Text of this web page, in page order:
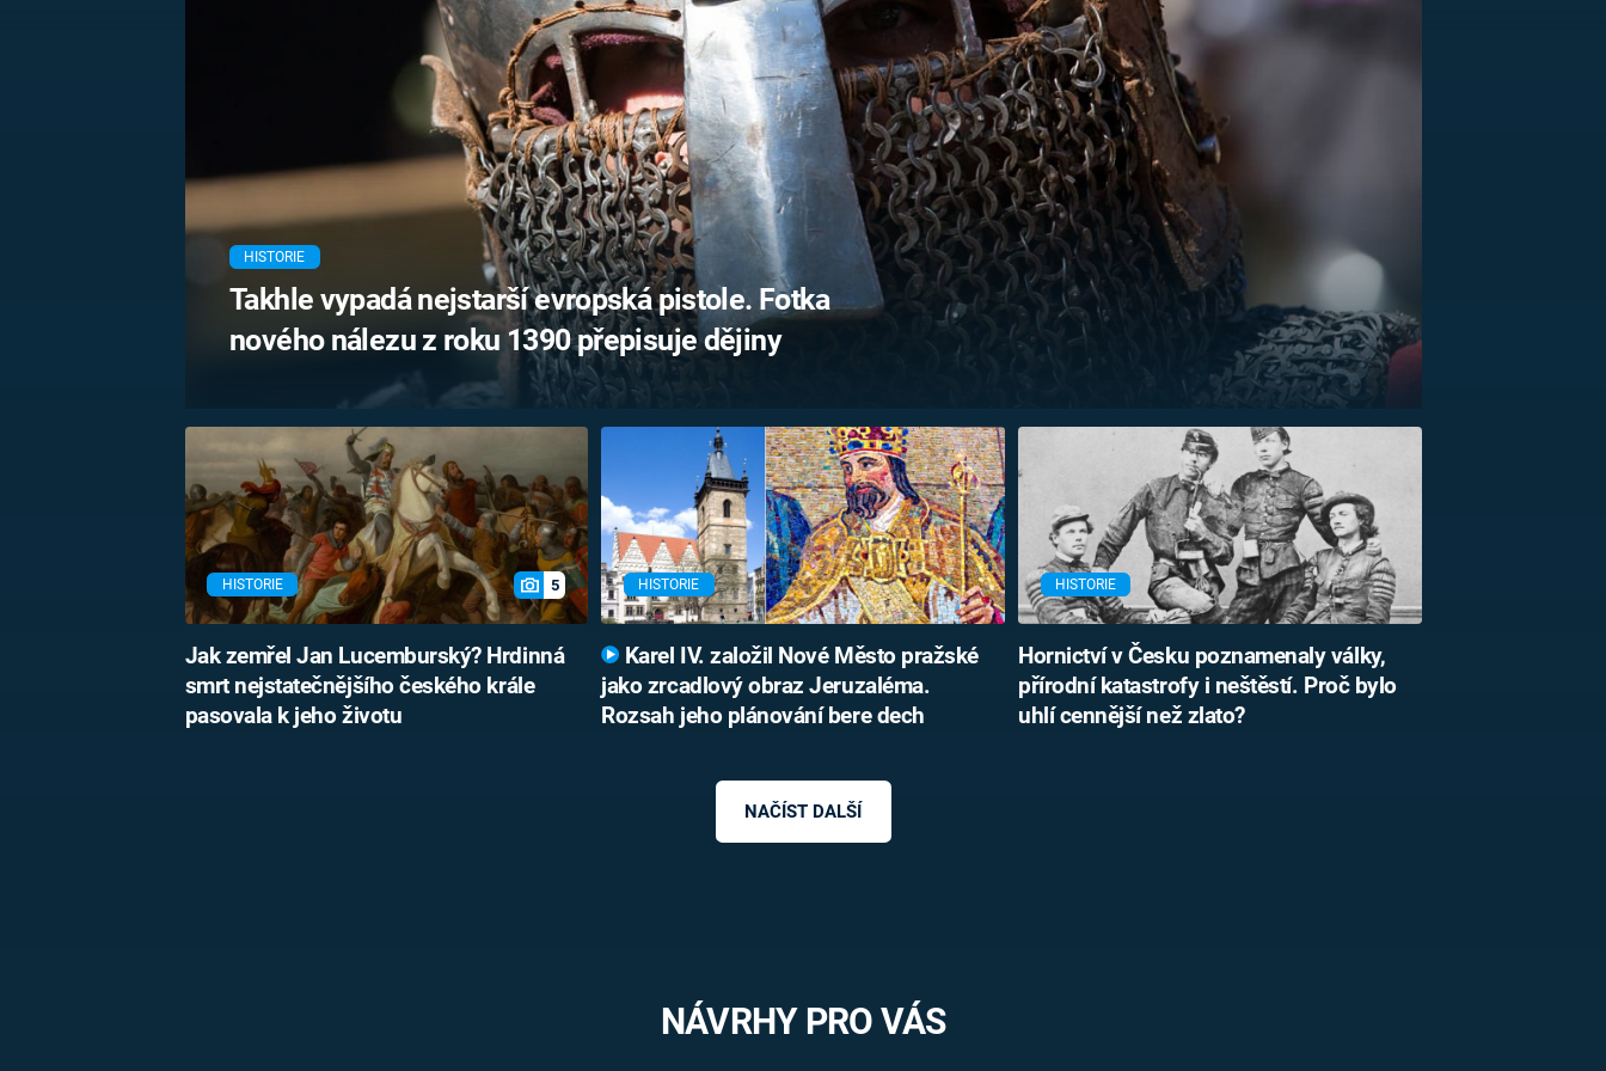
PRVNÍ SVĚTOVÁ
MARIE TEREZIE
NAPOLEON
BONAPARTE
BRITSKÁ
KRÁLOVSKÁ
RODINA
UFO A
MIMOZEMŠŤANÉ
UTAJENÉ PŘÍBĚHY
ČESKÝCH DĚJIN
ALTERNATIVNÍ
HISTORIE
FILMY VERSUS
REALITA
HORORY VERSUS
REALITA
OPTICKÉ ILUZE A
KLAMY
HISTORIE
Takhle vypadá nejstarší evropská pistole. Fotka
nového nálezu z roku 1390 přepisuje dějiny
HISTORIE 5
Jak zemřel Jan Lucemburský? Hrdinná
smrt nejstatečnějšího českého krále
pasovala k jeho životu
HISTORIE
Karel IV. založil Nové Město pražské
jako zrcadlový obraz Jeruzaléma.
Rozsah jeho plánování bere dech
HISTORIE
Hornictví v Česku poznamenaly války,
přírodní katastrofy i neštěstí. Proč bylo
uhlí cennější než zlato?
NAČÍST DALŠÍ
NÁVRHY PRO VÁS